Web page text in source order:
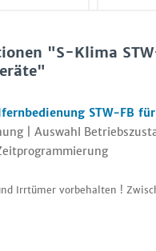
"S-Klima
STW-FB für
| Auswahl
Irrtümer vorbehalten !